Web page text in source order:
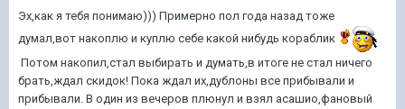
Эх,как я тебя понимаю))) Примерно пол года назад тоже
думал,вот накоплю и куплю себе какой нибудь кораблик
Потом накопил,стал выбирать и думать,в итоге не стал ничего
брать,ждал скидок! Пока ждал их,дублоны все прибывали и
прибывали. В один из вечеров плюнул и взял асашио,фановый